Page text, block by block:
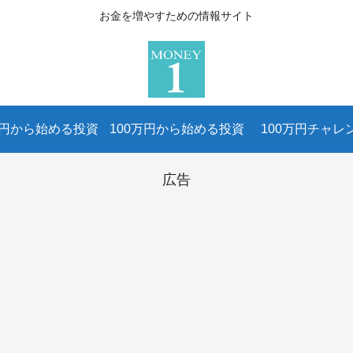
お金を増やすための情報サイト
から始める投資 100万円から始める投資 100万円チャレ
広告